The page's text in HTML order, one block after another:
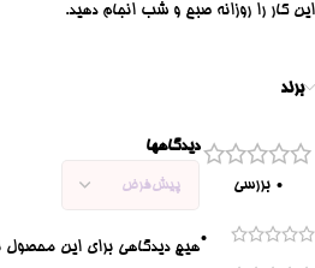
این کار را روزانه صبح و شب انجام دهید.
برند
0 بررسی
0
دیدگاهها
هیچ دیدگاهی برای این